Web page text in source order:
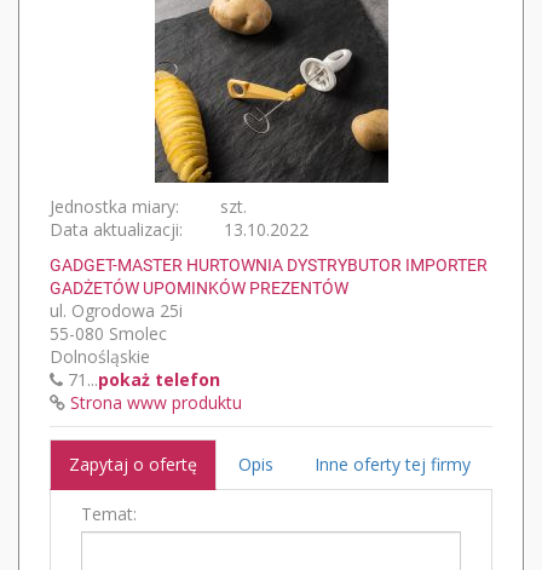
Jednostka miary:
szt.
Data aktualizacji:
13.10.2022
GADGET-MASTER HURTOWNIA DYSTRYBUTOR IMPORTER
GADŻETÓW UPOMINKÓW PREZENTÓW
ul. Ogrodowa 25i
55-080 Smolec
Dolnośląskie
71...pokaż telefon
Strona www produktu
Zapytaj o ofertę Opis Inne oferty tej firmy
Temat: